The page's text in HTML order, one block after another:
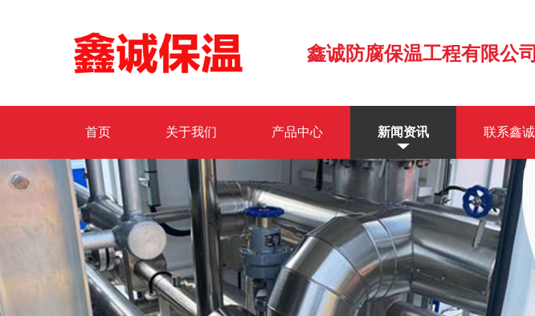
鑫诚防腐保温工程有限公司
首页 关于我们 产品中心 新闻资讯 联系鑫诚